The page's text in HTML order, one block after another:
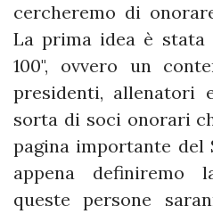
cercheremo di
La prima idea è stata
100", ovvero un
presidenti, allenatori
sorta di soci onorari
pagina importante del
appena definiremo
queste persone